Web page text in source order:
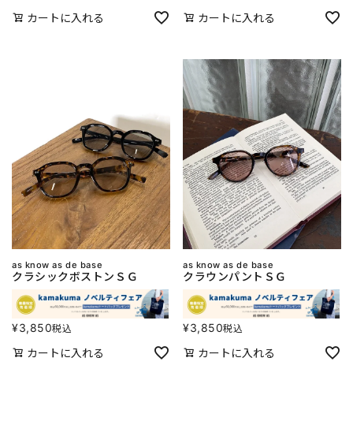
カートに入れる カートに入れる
as know as de base
クラシックボストンＳＧ
¥3,850税込
カートに入れる
as know as de base
クラウンパントＳＧ
¥3,850税込
カートに入れる